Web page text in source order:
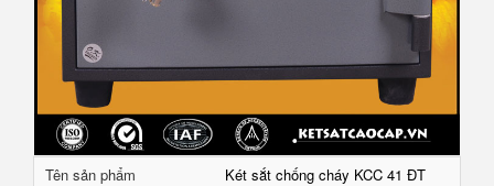
Tên sản phẩm
Két sắt chống cháy KCC 41 ĐT